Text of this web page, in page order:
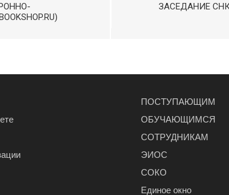
ЗАСЕДАНИЕ
ПОСТУПАЮЩИМ
ОБУЧАЮЩИМСЯ
СОТРУДНИКАМ
ЭИОС
СОКО
Единое окно